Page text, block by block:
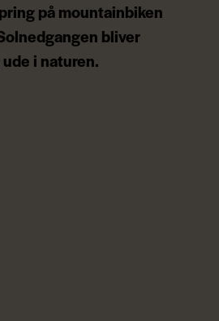
på mountainbiken
bliver
i naturen.